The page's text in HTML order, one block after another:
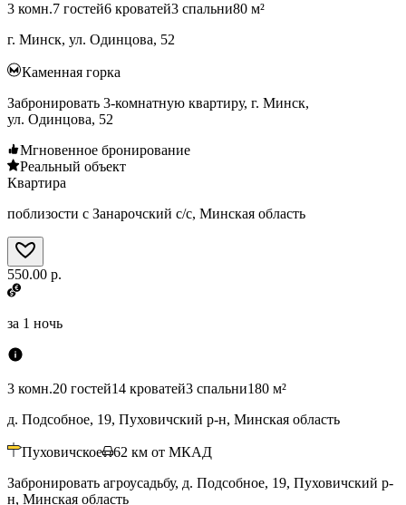
3 комн.7 гостей6 кроватей3 спальни80 м²
г. Минск, ул. Одинцова, 52
Каменная горка
Забронировать 3-комнатную квартиру, г. Минск,
ул. Одинцова, 52
Мгновенное бронирование
Реальный объект
Квартира
поблизости с Занарочский с/с, Минская область
550.00 р.
за 1 ночь
3 комн.20 гостей14 кроватей3 спальни180 м²
д. Подсобное, 19, Пуховичский р-н, Минская область
Пуховичское 62 км от МКАД
Забронировать агроусадьбу, д. Подсобное, 19, Пуховичский р-
н, Минская область